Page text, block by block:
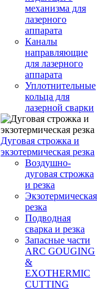
механизма для
лазерного
аппарата
Каналы
направляющие
для лазерного
аппарата
Уплотнительные
кольца для
лазерной сварки
Дуговая строжка и
экзотермическая резка
Воздушно-
дуговая строжка
и резка
Экзотермическая
резка
Подводная
сварка и резка
Запасные части
ARC GOUGING
&
EXOTHERMIC
CUTTING